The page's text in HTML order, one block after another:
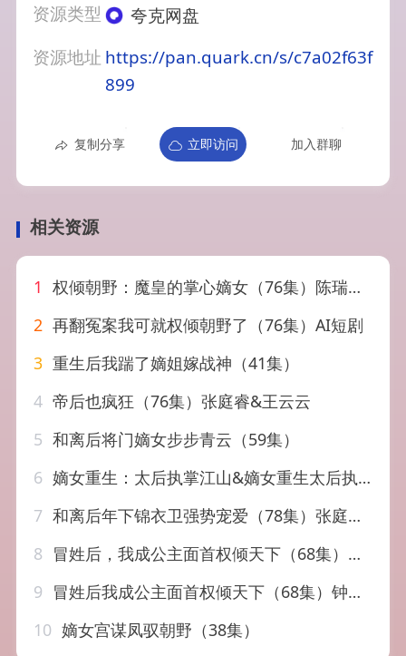
资源类型
夸克网盘
资源地址 https://pan.quark.cn/s/c7a02f63f
899
复制分享 立即访问 加入群聊
相关资源
1 权倾朝野：魔皇的掌心嫡女（76集）陈瑞丰＆张紫菡
2 再翻冤案我可就权倾朝野了（76集）AI短剧
3 重生后我踹了嫡姐嫁战神（41集）
4 帝后也疯狂（76集）张庭睿&王云云
5 和离后将门嫡女步步青云（59集）
6 嫡女重生：太后执掌江山&嫡女重生太后执掌江山（70集）AI短剧
7 和离后年下锦衣卫强势宠爱（78集）张庭睿&常丹丹
8 冒姓后，我成公主面首权倾天下（68集）钟远哲&苏凝&李念欣
9 冒姓后我成公主面首权倾天下（68集）钟远哲&苏凝&李念欣
10 嫡女宫谋凤驭朝野（38集）